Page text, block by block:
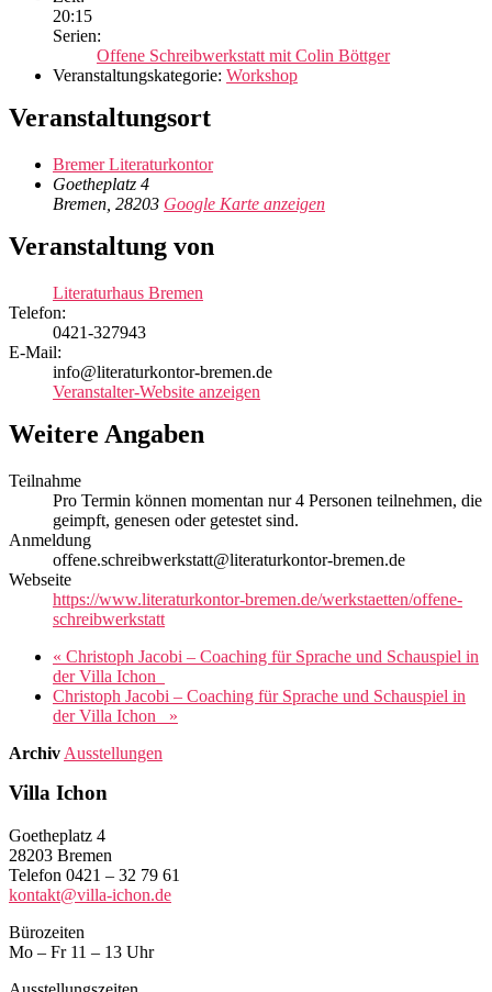
20:15
Serien:
Offene Schreibwerkstatt mit Colin Böttger
Veranstaltungskategorie: Workshop
Veranstaltungsort
Bremer Literaturkontor
Goetheplatz 4
Bremen 28203 Google Karte anzeigen
Veranstaltung von
Literaturhaus Bremen
Telefon:
0421-327943
E-Mail:
info@literaturkontor-bremen.de
Veranstalter-Website anzeigen
Weitere Angaben
Teilnahme
Pro Termin können momentan nur 4 Personen teilnehmen, die
geimpft, genesen oder getestet sind.
Anmeldung
offene.schreibwerkstatt@literaturkontor-bremen.de
Webseite
https://www.literaturkontor-bremen.de/werkstaetten/offene-
schreibwerkstatt
« Christoph Jacobi – Coaching für Sprache und Schauspiel in
der Villa Ichon
Christoph Jacobi – Coaching für Sprache und Schauspiel in
der Villa Ichon »
Archiv Ausstellungen
Villa Ichon
Goetheplatz 4
28203 Bremen
Telefon 0421 – 32 79 61
kontakt@villa-ichon.de
Bürozeiten
Mo – Fr 11 – 13 Uhr